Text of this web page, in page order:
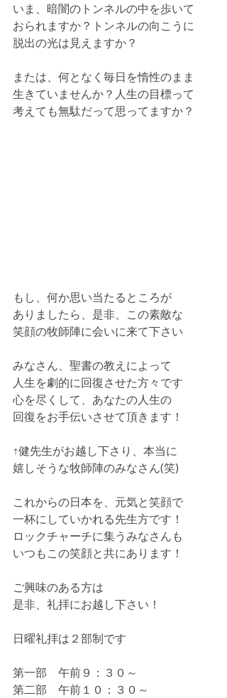
いま、暗闇のトンネルの中を歩いて
おられますか？トンネルの向こうに
脱出の光は見えますか？
または、何となく毎日を惰性のまま
生きていませんか？人生の目標って
考えても無駄だって思ってますか？
もし、何か思い当たるところが
ありましたら、是非、この素敵な
笑顔の牧師陣に会いに来て下さい
みなさん、聖書の教えによって
人生を劇的に回復させた方々です
心を尽くして、あなたの人生の
回復をお手伝いさせて頂きます！
↑健先生がお越し下さり、本当に
嬉しそうな牧師陣のみなさん(笑)
これからの日本を、元気と笑顔で
一杯にしていかれる先生方です！
ロックチャーチに集うみなさんも
いつもこの笑顔と共にあります！
ご興味のある方は
是非、礼拝にお越し下さい！
日曜礼拝は２部制です
第一部　午前９：３０～
第二部　午前１０：３０～